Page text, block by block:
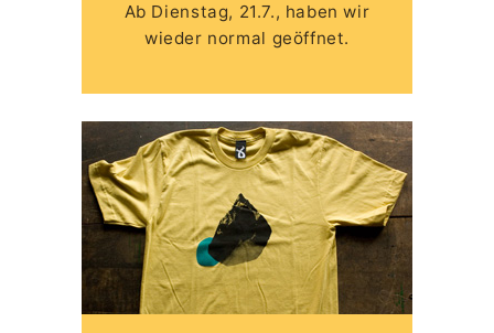
Ab Dienstag, 21.7., haben wir
wieder normal geöffnet.